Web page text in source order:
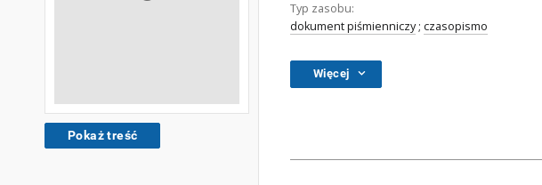
Pokaż treść
Typ zasobu:
dokument piśmienniczy; czasopismo
Więcej